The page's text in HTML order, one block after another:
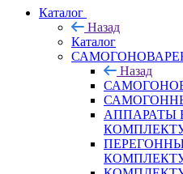
Каталог
Назад
Каталог
Назад
АППАРАТЫ